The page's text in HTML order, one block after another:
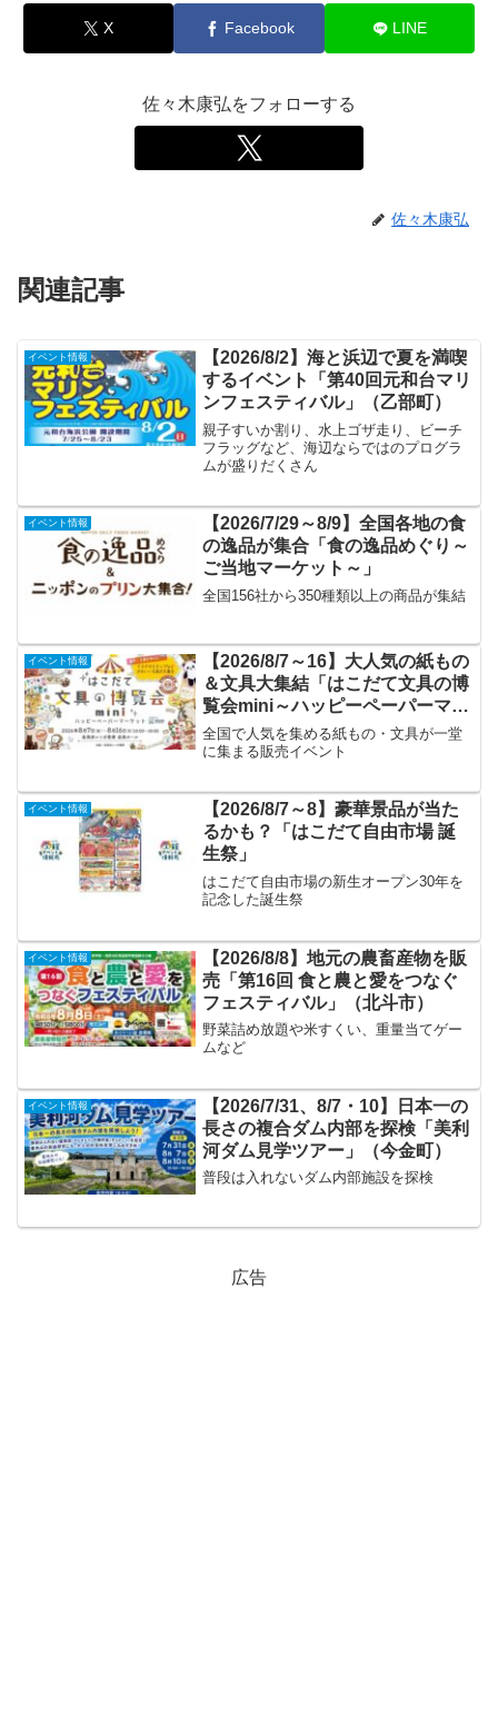
X Facebook LINE
佐々木康弘をフォローする
佐々木康弘
関連記事
イベント情報
【2026/8/2】海と浜辺で夏を満喫
するイベント「第40回元和台マリ
ンフェスティバル」（乙部町）
親子すいか割り、水上ゴザ走り、ビーチ
フラッグなど、海辺ならではのプログラ
ムが盛りだくさん
イベント情報
【2026/7/29～8/9】全国各地の食
の逸品が集合「食の逸品めぐり～
ご当地マーケット～」
全国156社から350種類以上の商品が集結
イベント情報
【2026/8/7～16】大人気の紙もの
＆文具大集結「はこだて文具の博
覧会mini～ハッピーペーパーマー
ケット～」
全国で人気を集める紙もの・文具が一堂
に集まる販売イベント
イベント情報
【2026/8/7～8】豪華景品が当た
るかも？「はこだて自由市場 誕
生祭」
はこだて自由市場の新生オープン30年を
記念した誕生祭
イベント情報
【2026/8/8】地元の農畜産物を販
売「第16回 食と農と愛をつなぐ
フェスティバル」（北斗市）
野菜詰め放題や米すくい、重量当てゲー
ムなど
イベント情報
【2026/7/31、8/7・10】日本一の
長さの複合ダム内部を探検「美利
河ダム見学ツアー」（今金町）
普段は入れないダム内部施設を探検
広告